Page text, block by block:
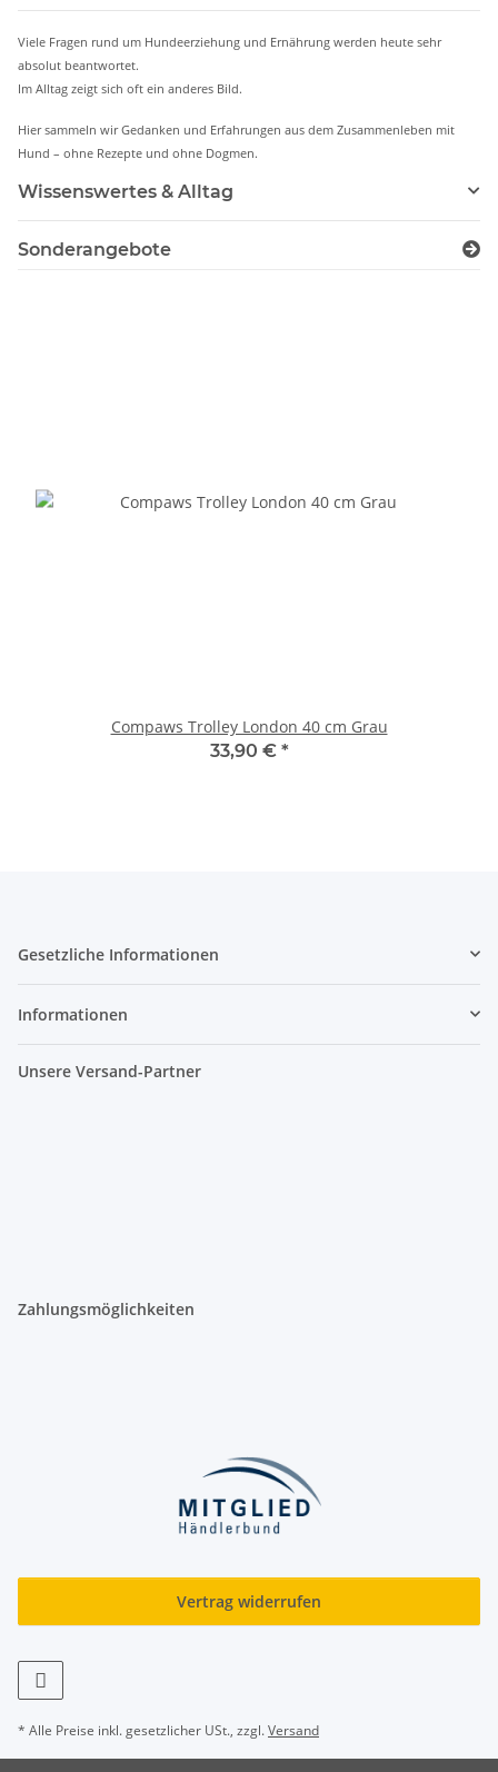
Viele Fragen rund um Hundeerziehung und Ernährung werden heute sehr
absolut beantwortet.
Im Alltag zeigt sich oft ein anderes Bild.
Hier sammeln wir Gedanken und Erfahrungen aus dem Zusammenleben mit
Hund – ohne Rezepte und ohne Dogmen.
Wissenswertes & Alltag
Sonderangebote
Compaws Trolley London 40 cm Grau
33,90 € *
Gesetzliche Informationen
Informationen
Unsere Versand-Partner
Zahlungsmöglichkeiten
Vertrag widerrufen
* Alle Preise inkl. gesetzlicher USt., zzgl.Versand